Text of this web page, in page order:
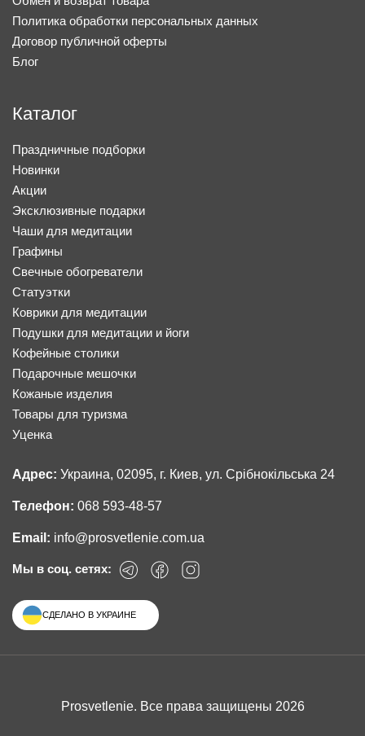
Политика обработки персональных данных
Договор публичной оферты
Блог
Каталог
Праздничные подборки
Новинки
Акции
Эксклюзивные подарки
Чаши для медитации
Графины
Свечные обогреватели
Статуэтки
Коврики для медитации
Подушки для медитации и йоги
Кофейные столики
Подарочные мешочки
Кожаные изделия
Товары для туризма
Уценка
Адрес: Украина, 02095, г. Киев, ул. Срібнокільська 24
Телефон: 068 593-48-57
Email: info@prosvetlenie.com.ua
Мы в соц. сетях:
СДЕЛАНО В УКРАИНЕ
Prosvetlenie. Все права защищены 2026